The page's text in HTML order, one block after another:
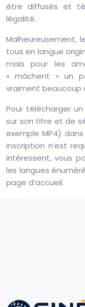
être diffusés et
légalité.
Malheureusement,
tous en langue
mais pour les
« mâchent » un
vraiment beaucoup
Pour télécharger
sur son titre et de
exemple MP4)
inscription n’est
intéressent, vous
les langues
page d’accueil.